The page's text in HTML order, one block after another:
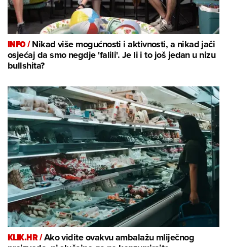
INFO /Nikad više mogućnosti i aktivnosti, a nikad jači
osjećaj da smo negdje 'falili'. Je li i to još jedan u nizu
bullshita?
KLIK.HR /Ako vidite ovakvu ambalažu mliječnog